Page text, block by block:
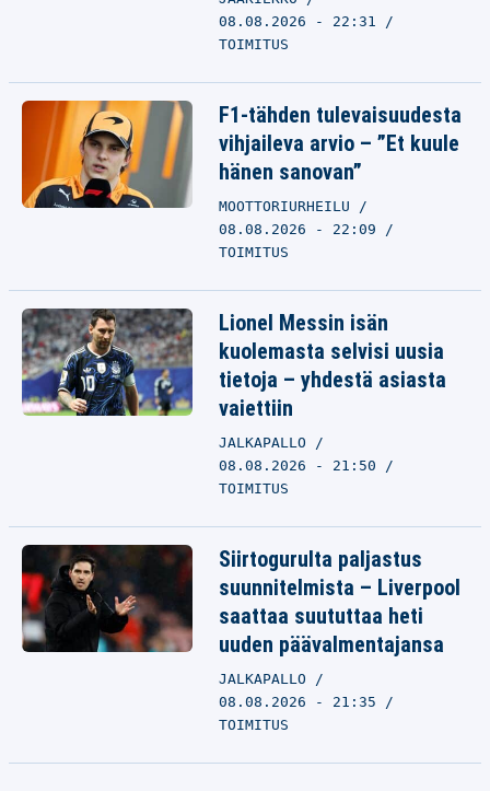
08.08.2026 - 22:31
TOIMITUS
F1-tähden tulevaisuudesta
vihjaileva arvio – ”Et kuule
hänen sanovan”
MOOTTORIURHEILU
08.08.2026 - 22:09
TOIMITUS
Lionel Messin isän
kuolemasta selvisi uusia
tietoja – yhdestä asiasta
vaiettiin
JALKAPALLO
08.08.2026 - 21:50
TOIMITUS
Siirtogurulta paljastus
suunnitelmista – Liverpool
saattaa suututtaa heti
uuden päävalmentajansa
JALKAPALLO
08.08.2026 - 21:35
TOIMITUS